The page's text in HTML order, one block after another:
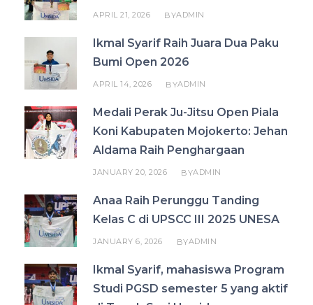
APRIL 21, 2026 BYADMIN
Ikmal Syarif Raih Juara Dua Paku
Bumi Open 2026
APRIL 14, 2026 BYADMIN
Medali Perak Ju-Jitsu Open Piala
Koni Kabupaten Mojokerto: Jehan
Aldama Raih Penghargaan
JANUARY 20, 2026 BYADMIN
Anaa Raih Perunggu Tanding
Kelas C di UPSCC III 2025 UNESA
JANUARY 6, 2026 BYADMIN
Ikmal Syarif, mahasiswa Program
Studi PGSD semester 5 yang aktif